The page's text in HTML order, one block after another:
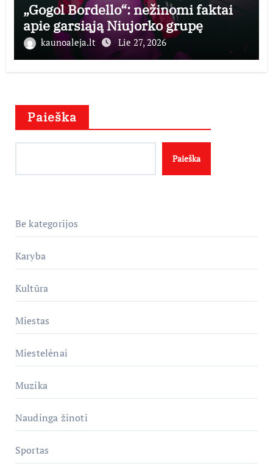
„Gogol Bordello“: nežinomi faktai
apie garsiąją Niujorko grupę
kaunoaleja.lt Lie 27, 2026
Paieška
Paieška
Be kategorijos
Karyba
Kultūra
Miestas
Miestelėnai
Muzika
Naudinga žinoti
Sportas